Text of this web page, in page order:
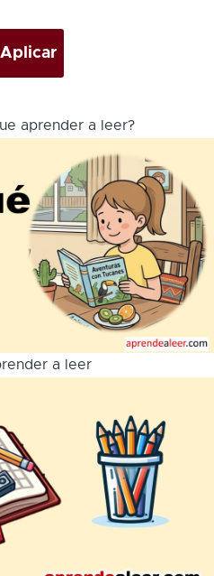
aprender a leer?
a leer